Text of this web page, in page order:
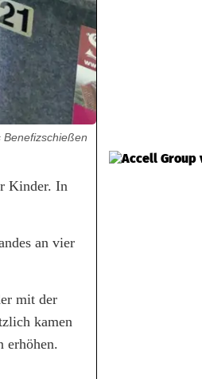
Kinder. In
an vier
mit der
kamen
erhöhen.